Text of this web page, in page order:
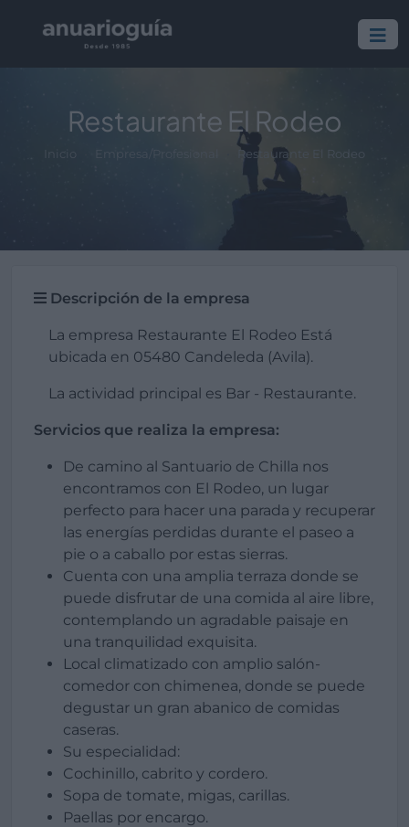
Restaurante El Rodeo
Restaurante El Rodeo
Descripción de la empresa
La empresa Restaurante El Rodeo Está
ubicada en 05480 Candeleda (Avila).
La actividad principal es Bar - Restaurante.
Servicios que realiza la empresa:
De camino al Santuario de Chilla nos
encontramos con El Rodeo, un lugar
perfecto para hacer una parada y recuperar
las energías perdidas durante el paseo a
pie o a caballo por estas sierras.
Cuenta con una amplia terraza donde se
puede disfrutar de una comida al aire libre,
contemplando un agradable paisaje en
una tranquilidad exquisita.
Local climatizado con amplio salón-
comedor con chimenea, donde se puede
degustar un gran abanico de comidas
caseras.
Su especialidad:
Cochinillo, cabrito y cordero.
Sopa de tomate, migas, carillas.
Paellas por encargo.